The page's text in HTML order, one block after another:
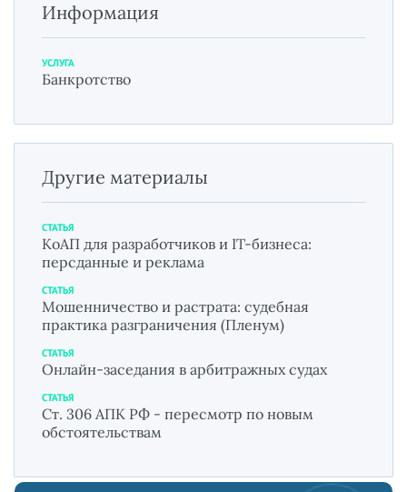
Информация
УСЛУГА
Банкротство
Другие материалы
СТАТЬЯ
КоАП для разработчиков и IT-бизнеса:
персданные и реклама
СТАТЬЯ
Мошенничество и растрата: судебная
практика разграничения (Пленум)
СТАТЬЯ
Онлайн-заседания в арбитражных судах
СТАТЬЯ
Ст. 306 АПК РФ - пересмотр по новым
обстоятельствам